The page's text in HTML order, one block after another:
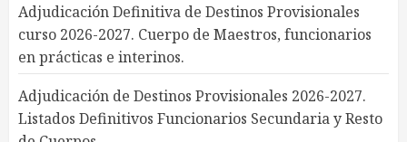
Adjudicación Definitiva de Destinos Provisionales
curso 2026-2027. Cuerpo de Maestros, funcionarios
en prácticas e interinos.
Adjudicación de Destinos Provisionales 2026-2027.
Listados Definitivos Funcionarios Secundaria y Resto